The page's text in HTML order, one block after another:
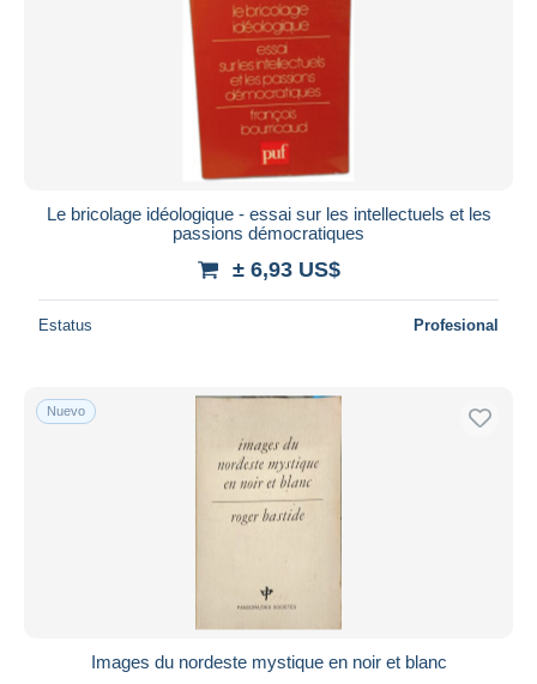
Le bricolage idéologique - essai sur les intellectuels et les
passions démocratiques
± 6,93 US$
Estatus Profesional
Nuevo
Images du nordeste mystique en noir et blanc